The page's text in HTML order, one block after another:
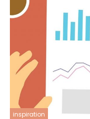
inspiration